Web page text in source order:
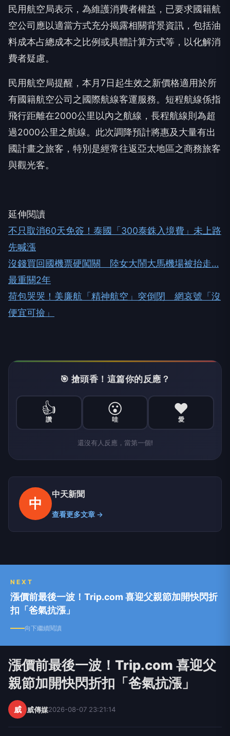
民用航空局表示，為維護消費者權益，已要求國籍航
空公司應以適當方式充分揭露相關背景資訊，包括油
料成本占總成本之比例或具體計算方式等，以化解消
費者疑慮。
民用航空局提醒，本月7日起生效之新價格適用於所
有國籍航空公司之國際航線客運服務。短程航線係指
飛行距離在2000公里以內之航線，長程航線則為超
過2000公里之航線。此次調降預計將惠及大量有出
國計畫之旅客，特別是經常往返亞太地區之商務旅客
與觀光客。
延伸閱讀
不只取消60天免簽！泰國「300泰銖入境費」未上路
先喊漲
沒錢買回國機票硬闖關 陸女大鬧大馬機場被抬走…
最重關2年
荷包哭哭！美廉航「精神航空」突倒閉 網哀號「沒
便宜可撿」
🎯 搶頭香！這篇你的反應？
👍
讚
😮
哇
❤️
愛
還沒有人反應，當第一個!
中
中天新聞
查看更多文章 →
NEXT
漲價前最後一波！Trip.com 喜迎父親節加開快閃折
扣「爸氣抗漲」
向下繼續閱讀
漲價前最後一波！Trip.com 喜迎父
親節加開快閃折扣「爸氣抗漲」
威 威傳媒2026-08-07 23:21:14